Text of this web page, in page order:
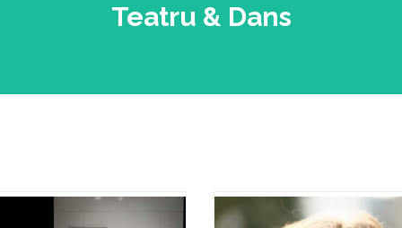
Teatru & Dans